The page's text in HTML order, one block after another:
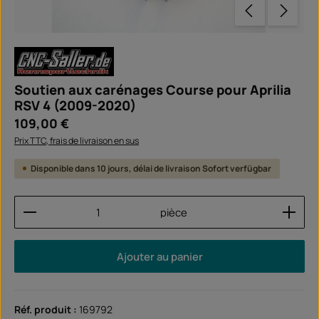
Soutien aux carénages Course pour Aprilia
RSV 4 (2009-2020)
Prix régulier :
109,00 €
Prix TTC, frais de livraison en sus
Disponible dans 10 jours, délai de livraison Sofort verfügbar
Quantité de produit : Entrez la quantité
pièce
Ajouter au panier
Réf. produit : 169792